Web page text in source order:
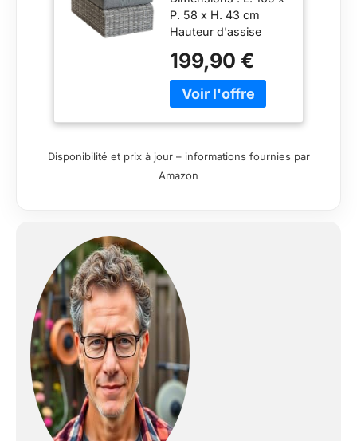
P. 58 x H. 43 cm
Hauteur d'assise
30 Hauteur d'assise
avec coussin (cm) :
43 Coussin (cm) : 59
199,90 €
Disponibilité et prix à jour – informations fournies par
Amazon